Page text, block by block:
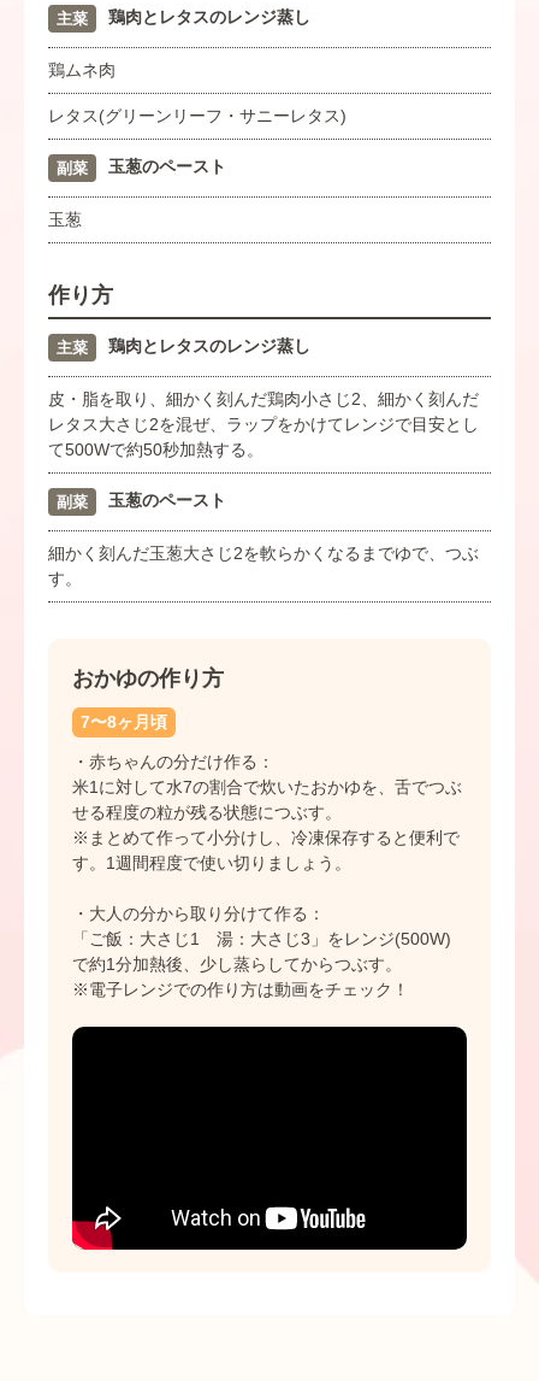
主菜 鶏肉とレタスのレンジ蒸し
鶏ムネ肉
レタス(グリーンリーフ・サニーレタス)
副菜 玉葱のペースト
玉葱
作り方
主菜 鶏肉とレタスのレンジ蒸し
皮・脂を取り、細かく刻んだ鶏肉小さじ2、細かく刻んだ
レタス大さじ2を混ぜ、ラップをかけてレンジで目安とし
て500Wで約50秒加熱する。
副菜 玉葱のペースト
細かく刻んだ玉葱大さじ2を軟らかくなるまでゆで、つぶ
す。
おかゆの作り方
7〜8ヶ月頃
・赤ちゃんの分だけ作る：
米1に対して水7の割合で炊いたおかゆを、舌でつぶ
せる程度の粒が残る状態につぶす。
※まとめて作って小分けし、冷凍保存すると便利で
す。1週間程度で使い切りましょう。
・大人の分から取り分けて作る：
「ご飯：大さじ1 湯：大さじ3」をレンジ(500W)
で約1分加熱後、少し蒸らしてからつぶす。
※電子レンジでの作り方は動画をチェック！